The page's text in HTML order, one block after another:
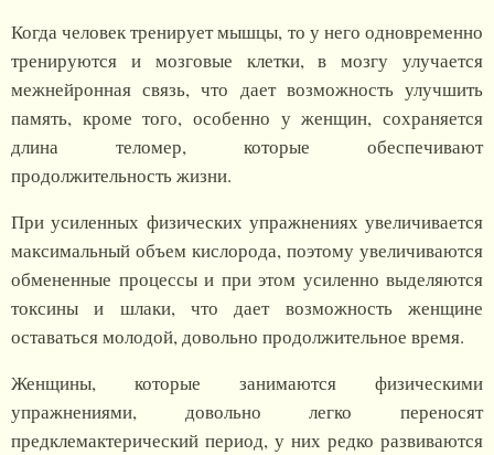
Когда человек тренирует мышцы, то у него одновременно
тренируются и мозговые клетки, в мозгу улучается
межнейронная связь, что дает возможность улучшить
память, кроме того, особенно у женщин, сохраняется
длина теломер, которые обеспечивают
продолжительность жизни.
При усиленных физических упражнениях увеличивается
максимальный объем кислорода, поэтому увеличиваются
обмененные процессы и при этом усиленно выделяются
токсины и шлаки, что дает возможность женщине
оставаться молодой, довольно продолжительное время.
Женщины, которые занимаются физическими
упражнениями, довольно легко переносят
предклемактерический период, у них редко развиваются